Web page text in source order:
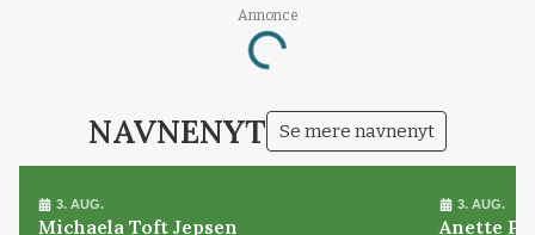
Annonce
Loading...
NAVNENYT Se mere navnenyt
3. AUG.
Michaela Toft Jepsen
3. AUG.
Anette